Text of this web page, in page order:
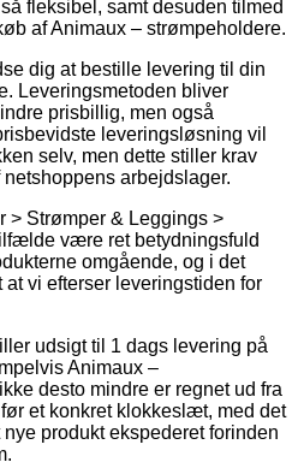
fleksibel, samt desuden tilmed
af Animaux – strømpeholdere.
dig at bestille levering til din
Leveringsmetoden bliver
prisbillig, men også
leveringsløsning vil
selv, men dette stiller krav
arbejdslager.
> Strømper & Leggings >
være ret betydningsfuld
omgående, og i det
vi efterser leveringstiden for
udsigt til 1 dags levering på
Animaux –
desto mindre er regnet ud fra
et konkret klokkeslæt, med det
produkt ekspederet forinden